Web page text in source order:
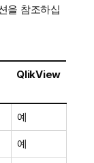
을 참조하십
QlikView
예
예